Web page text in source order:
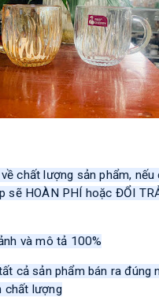
chất lượng sản phẩm,
sẽ HOÀN PHÍ hoặc ĐỔI
và mô tả 100%
cả sản phẩm bán ra đúng
chất lượng